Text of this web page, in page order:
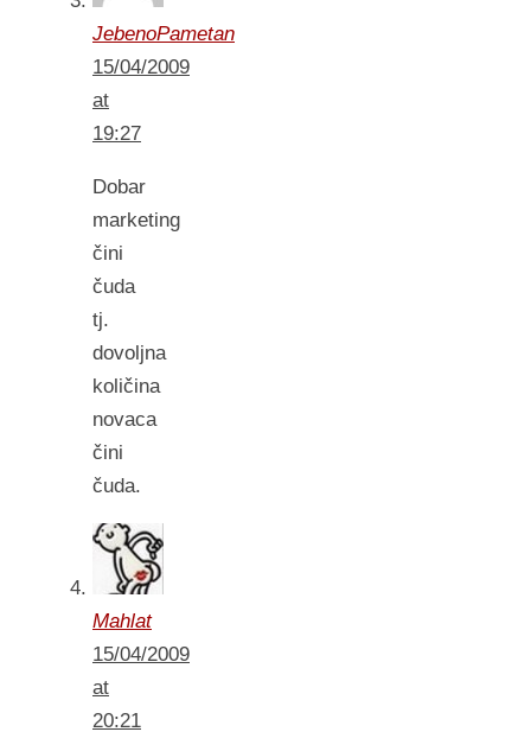
JebenoPametan
15/04/2009
at
19:27
Dobar
marketing
čini
čuda
tj.
dovoljna
količina
novaca
čini
čuda.
Mahlat
15/04/2009
at
20:21